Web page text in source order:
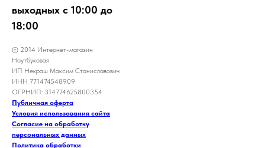
выходных с 10:00 до
18:00
© 2014 Интернет-магазин
Ноутбуковая
ИП Некраш Максим Станиславович
ИНН 771474548909
ОГРНИП: 314774625800354
Публичная оферта
Условия использования сайта
Согласие на обработку
персональных данных
Политика обработки